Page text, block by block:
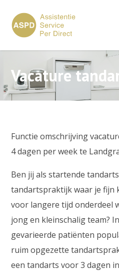
Vacature
Functie omschrijving
4 dagen per week te
Ben jij als startende
tandartspraktijk waar je fijn
voor langere tijd onderdeel
jong en kleinschalig team?
gevarieerde patiënten
ruim opgezette
een tandarts voor 3 dagen